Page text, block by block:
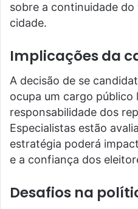
sobre a continuidade
cidade.
Implicações da
A decisão de se
ocupa um cargo público
responsabilidade dos
Especialistas estão
estratégia poderá
e a confiança dos
Desafios na